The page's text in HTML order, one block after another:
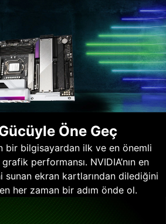
Öne Geç
bir bilgisayardan ilk ve en önemli
performansı. NVIDIA’nın en
ekran kartlarından dilediğini
her zaman bir adım önde ol.